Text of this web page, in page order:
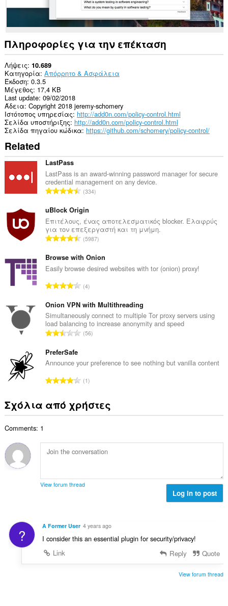
επέκταση
έχει
στις
καρτέλες
σας
και
στη
δραστηριότητα
περιήγησής
σας.
Πληροφορίες για την επέκταση
Λήψεις 10.689
Κατηγορία Απόρρητο & Ασφάλεια
Έκδοση 0.3.5
Μέγεθος 17,4 KB
Last update 09/02/2018
Άδεια Copyright 2018 jeremy-schomery
Ιστότοπος υπηρεσίας http://add0n.com/policy-control.html
Σελίδα υποστήριξης http://add0n.com/policy-control.html
Σελίδα πηγαίου κώδικα https://github.com/schomery/policy-control/
Related
LastPass
LastPass is an award-winning password manager for secure
credential management on any device.
Σ
ν
ο
λ
ο
α
θ
μ
ο
λ
ο
γ
ή
ω
:
334
uBlock Origin
Επιτέλους, ένας αποτελεσματικός blocker. Ελαφρύς
για τον επεξεργαστή και τη μνήμη.
Σ
ν
ο
ο
α
θ
μ
ο
ο
ή
ε
ω
5987
Browse with Onion
Easily browse desired websites with tor (onion) proxy!
Σ
ν
ο
λ
ο
θ
μ
ο
ο
γ
ε
ω
:
4
Onion VPN with Multithreading
Simultaneously connect to multiple Tor proxy servers using
load balancing to increase anonymity and speed
Σ
ο
ο
α
θ
λ
ο
σ
:
56
PreferSafe
Announce your preference to see nothing but vanilla content
Σ
ο
β
α
ο
ή
ε
ν
1
Σχόλια από χρήστες
Comments: 1
View forum thread
Log in to post
? A Former User 4 years ago
I consider this an essential plugin for security/privacy!
Link
Reply Quote
View forum thread